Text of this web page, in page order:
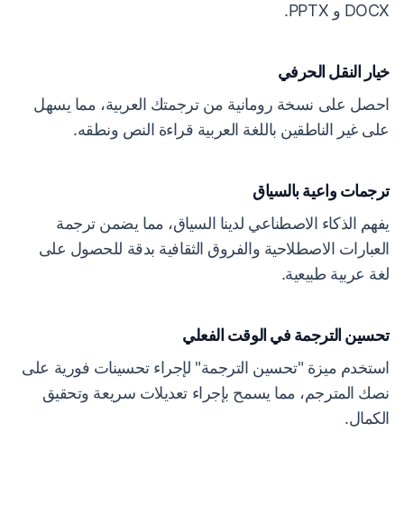
DOCX و PPTX.
خيار النقل الحرفي
احصل على نسخة رومانية من ترجمتك العربية، مما يسهل
على غير الناطقين باللغة العربية قراءة النص ونطقه.
ترجمات واعية بالسياق
يفهم الذكاء الاصطناعي لدينا السياق، مما يضمن ترجمة
العبارات الاصطلاحية والفروق الثقافية بدقة للحصول على
لغة عربية طبيعية.
تحسين الترجمة في الوقت الفعلي
استخدم ميزة "تحسين الترجمة" لإجراء تحسينات فورية على
نصك المترجم، مما يسمح بإجراء تعديلات سريعة وتحقيق
الكمال.